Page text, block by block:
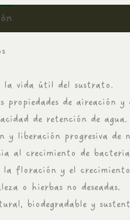
la vida útil del sustrato.
propiedades de aireación y
de retención de agua.
y liberación progresiva de
al crecimiento de
la floración y el crecimiento
o hierbas no deseadas.
biodegradable y